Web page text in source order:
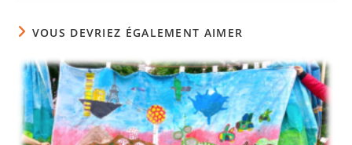
VOUS DEVRIEZ ÉGALEMENT AIMER